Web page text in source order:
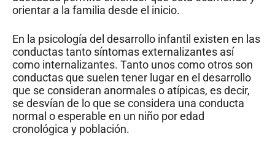
orientar a la familia desde el inicio.
En la psicología del desarrollo infantil existen en las
conductas tanto síntomas externalizantes así
como internalizantes. Tanto unos como otros son
conductas que suelen tener lugar en el desarrollo
que se consideran anormales o atípicas, es decir,
se desvían de lo que se considera una conducta
normal o esperable en un niño por edad
cronológica y población.